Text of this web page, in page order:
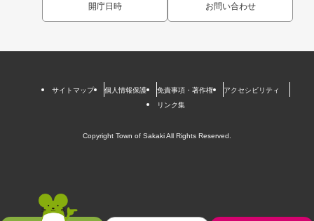
開庁日時 お問い合わせ
サイトマップ 個人情報保護 免責事項・著作権
アクセシビリティ
リンク集
Copyright Town of Sakaki All Rights Reserved.